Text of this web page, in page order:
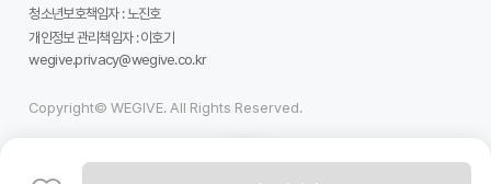
아가페정원 ©익산시
이번 프로젝트는 단순히 과거를 기록하는 것을 넘어, 황등이
청소년보호책임자 :노진호
개인정보 관리책임자 :이호기
wegive.privacy@wegive.co.kr
Copyright© WEGIVE. All Rights Reserved.